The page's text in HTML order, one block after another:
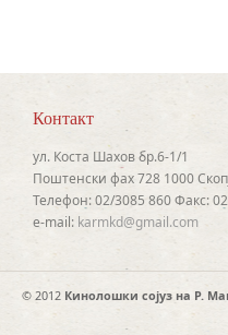
Контакт
ул. Коста Шахов бр.6-1/1
Поштенски фах 728 1000
Телефон: 02/3085 860 Факс:
e-mail: karmkd@gmail.com
© 2012 Кинолошки сојуз на Р.